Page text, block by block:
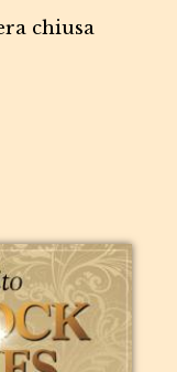
chiusa